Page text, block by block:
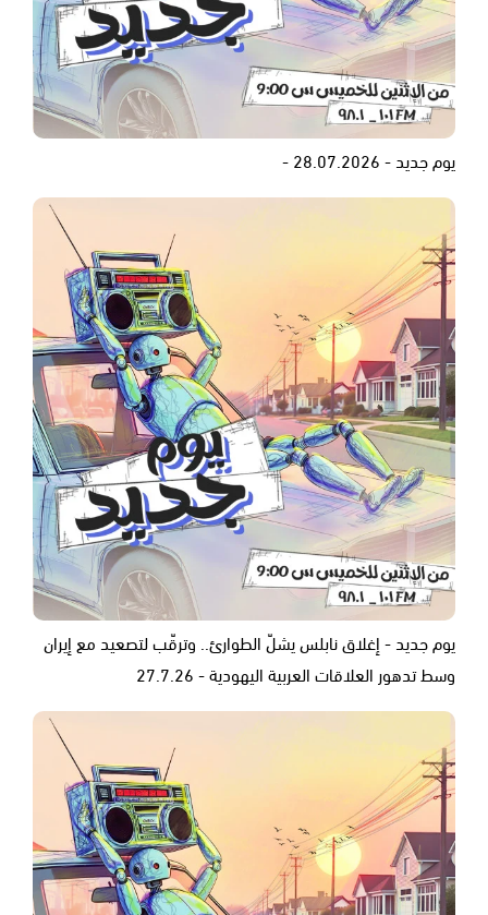
يوم جديد - 28.07.2026 -
يوم جديد - إغلاق نابلس يشلّ الطوارئ.. وترقّب لتصعيد مع إيران
وسط تدهور العلاقات العربية اليهودية - 27.7.26